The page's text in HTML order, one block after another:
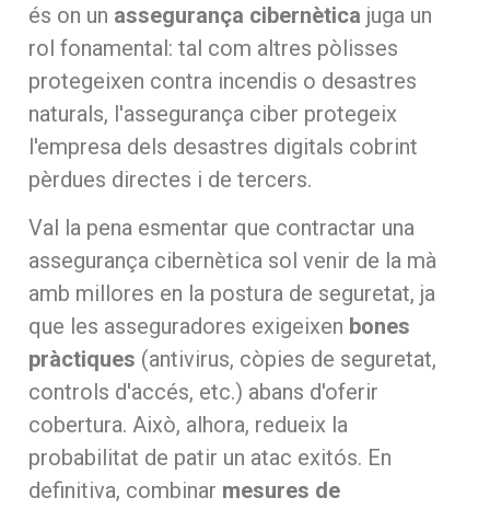
és on un assegurança cibernètica juga un
rol fonamental: tal com altres pòlisses
protegeixen contra incendis o desastres
naturals, l'assegurança ciber protegeix
l'empresa dels desastres digitals cobrint
pèrdues directes i de tercers.
Val la pena esmentar que contractar una
assegurança cibernètica sol venir de la mà
amb millores en la postura de seguretat, ja
que les asseguradores exigeixen bones
pràctiques (antivirus, còpies de seguretat,
controls d'accés, etc.) abans d'oferir
cobertura. Això, alhora, redueix la
probabilitat de patir un atac exitós. En
definitiva, combinar mesures de